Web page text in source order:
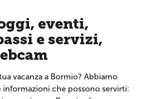
eventi,
e servizi,
vacanza a Bormio? Abbiamo
che possono servirti: